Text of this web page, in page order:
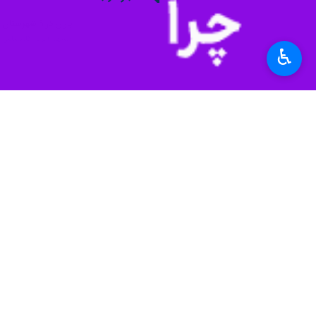
باران و برف
♿︎